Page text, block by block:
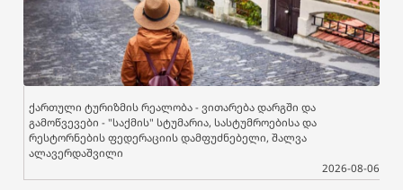
ქართული ტურიზმის რეალობა - ვითარება დარგში და
გამოწვევები - "საქმის" სტუმარია, სასტუმროებისა და
რესტორნების ფედერაციის დამფუძნებელი, შალვა
ალავერდაშვილი
2026-08-06